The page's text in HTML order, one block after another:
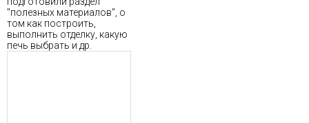
"полезных материалов", о
том как построить,
выполнить отделку, какую
печь выбрать и др.